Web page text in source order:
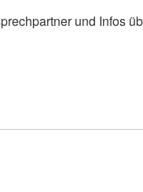
und Infos